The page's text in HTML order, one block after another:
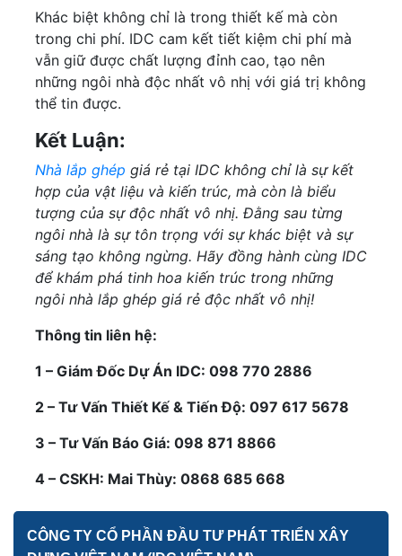
Khác biệt không chỉ là trong thiết kế mà còn
trong chi phí. IDC cam kết tiết kiệm chi phí mà
vẫn giữ được chất lượng đỉnh cao, tạo nên
những ngôi nhà độc nhất vô nhị với giá trị không
thể tin được.
Kết Luận:
Nhà lắp ghép giá rẻ tại IDC không chỉ là sự kết
hợp của vật liệu và kiến trúc, mà còn là biểu
tượng của sự độc nhất vô nhị. Đằng sau từng
ngôi nhà là sự tôn trọng với sự khác biệt và sự
sáng tạo không ngừng. Hãy đồng hành cùng IDC
để khám phá tinh hoa kiến trúc trong những
ngôi nhà lắp ghép giá rẻ độc nhất vô nhị!
Thông tin liên hệ:
1 – Giám Đốc Dự Án IDC: 098 770 2886
2 – Tư Vấn Thiết Kế & Tiến Độ: 097 617 5678
3 – Tư Vấn Báo Giá: 098 871 8866
4 – CSKH: Mai Thùy: 0868 685 668
CÔNG TY CỔ PHẦN ĐẦU TƯ PHÁT TRIỂN XÂY